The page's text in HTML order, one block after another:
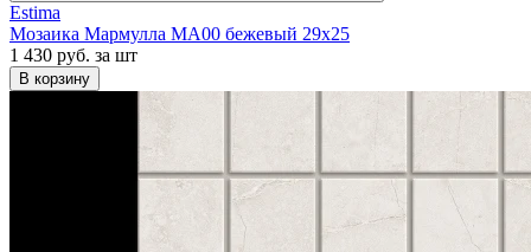
Estima
Мозаика Мармулла MA00 бежевый 29x25
1 430 руб. за шт
В корзину